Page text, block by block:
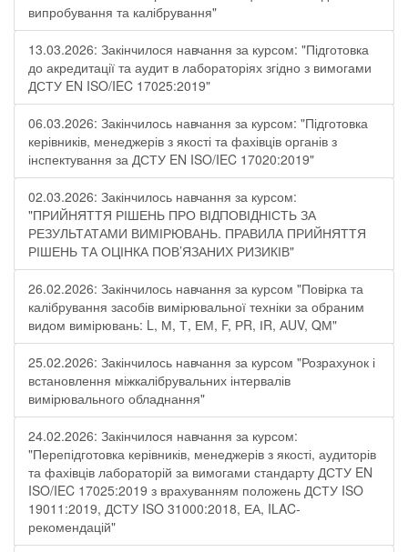
випробування та калібрування"
13.03.2026: Закінчилося навчання за курсом: "Підготовка
до акредитації та аудит в лабораторіях згідно з вимогами
ДСТУ EN ISO/IEC 17025:2019"
06.03.2026: Закінчилось навчання за курсом: "Підготовка
керівників, менеджерів з якості та фахівців органів з
інспектування за ДСТУ EN ISO/IEC 17020:2019"
02.03.2026: Закінчилось навчання за курсом:
"ПРИЙНЯТТЯ РІШЕНЬ ПРО ВІДПОВІДНІСТЬ ЗА
РЕЗУЛЬТАТАМИ ВИМІРЮВАНЬ. ПРАВИЛА ПРИЙНЯТТЯ
РІШЕНЬ ТА ОЦІНКА ПОВ’ЯЗАНИХ РИЗИКІВ"
26.02.2026: Закінчилось навчання за курсом "Повірка та
калібрування засобів вимірювальної техніки за обраним
видом вимірювань: L, М, Т, ЕМ, F, РR, ІR, АUV, QМ"
25.02.2026: Закінчилось навчання за курсом "Розрахунок і
встановлення міжкалібрувальних інтервалів
вимірювального обладнання"
24.02.2026: Закінчилося навчання за курсом:
"Перепідготовка керівників, менеджерів з якості, аудиторів
та фахівців лабораторій за вимогами стандарту ДСТУ EN
ISO/IEC 17025:2019 з врахуванням положень ДСТУ ISO
19011:2019, ДСТУ ISO 31000:2018, ЕА, ILAC-
рекомендацій"